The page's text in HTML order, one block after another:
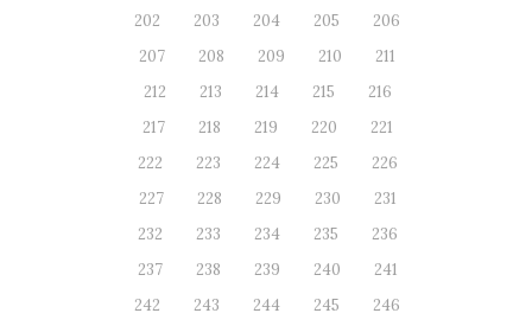
202
203 204 205
206
207
208 209 210
211
212
213 214 215
216
217
218 219 220
221
222
223 224 225
226
227
228 229 230
231
232
233 234 235
236
237
238 239 240
241
242
243 244 245
246